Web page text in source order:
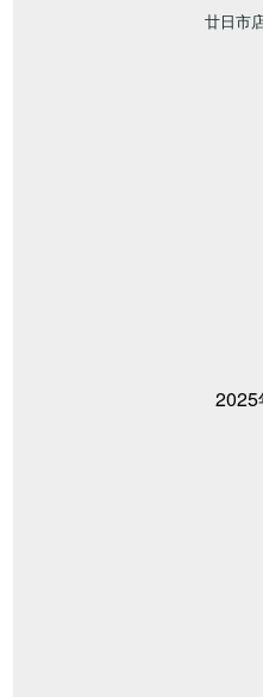
廿日市
2025